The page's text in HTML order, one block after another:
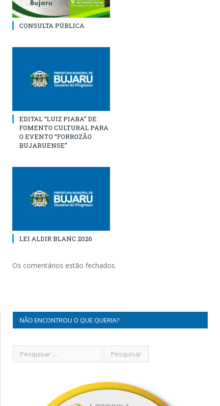
CONSULTA PÚBLICA
EDITAL “LUIZ PIABA” DE
FOMENTO CULTURAL PARA
O EVENTO “FORROZÃO
BUJARUENSE”
LEI ALDIR BLANC 2026
Os comentários estão fechados.
NÃO ENCONTROU O QUE QUERIA?